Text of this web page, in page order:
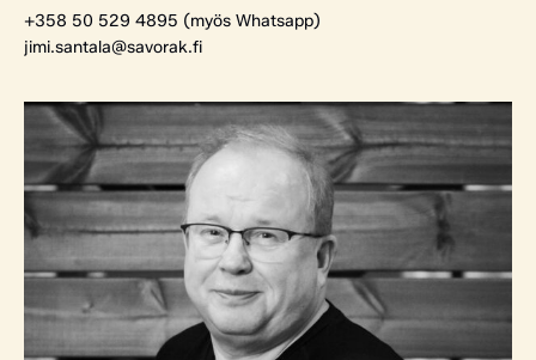
+358 50 529 4895 (myös Whatsapp)
jimi.santala@savorak.fi